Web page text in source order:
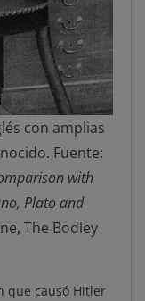
con amplias
Fuente:
with
Plato and
The Bodley
que causó Hitler